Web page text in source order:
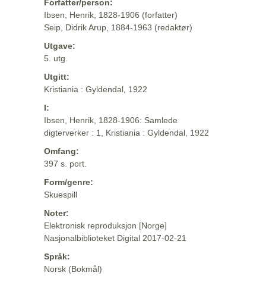
Forfatter/person:
Ibsen, Henrik, 1828-1906 (forfatter)
Seip, Didrik Arup, 1884-1963 (redaktør)
Utgave:
5. utg.
Utgitt:
Kristiania : Gyldendal, 1922
I:
Ibsen, Henrik, 1828-1906: Samlede
digterverker : 1, Kristiania : Gyldendal, 1922
Omfang:
397 s. port.
Form/genre:
Skuespill
Noter:
Elektronisk reproduksjon [Norge]
Nasjonalbiblioteket Digital 2017-02-21
Språk:
Norsk (Bokmål)